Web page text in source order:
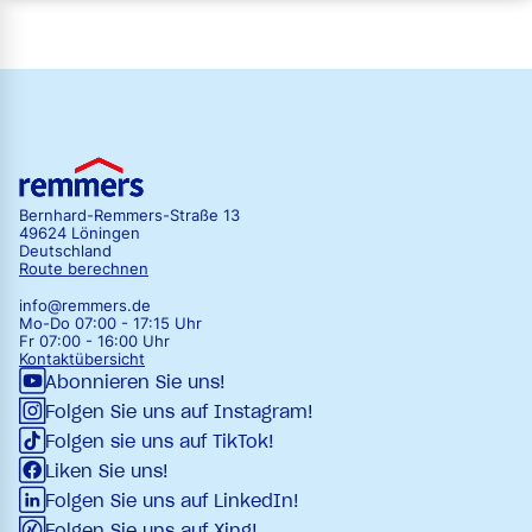
Bernhard-Remmers-Straße 13
49624 Löningen
Deutschland
Route berechnen
info@remmers.de
Mo-Do 07:00 - 17:15 Uhr
Fr 07:00 - 16:00 Uhr
Kontaktübersicht
Abonnieren Sie uns!
Folgen Sie uns auf Instagram!
Folgen sie uns auf TikTok!
Liken Sie uns!
Folgen Sie uns auf LinkedIn!